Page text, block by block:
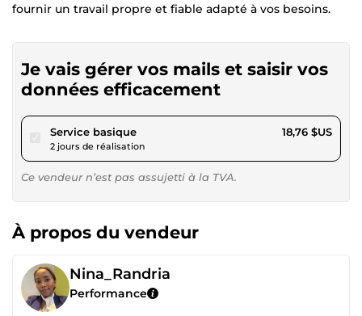
fournir un travail propre et fiable adapté à vos besoins.
Je vais gérer vos mails et saisir vos
données efficacement
Service basiquepour 17,28 $US
2 jours de réalisation
18,76 $US
Ce vendeur n’est pas assujetti à la TVA.
À propos du vendeur
Nina_Randria
Performance